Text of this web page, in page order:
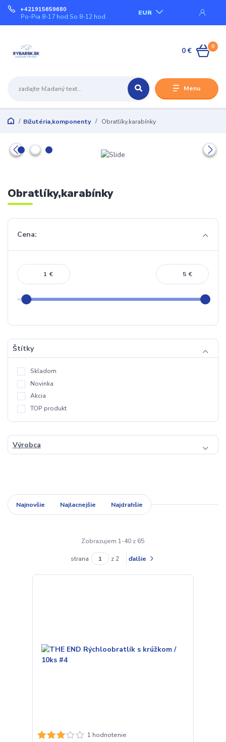
Menu
EUR
+421915659680
Po-Pia 8-17 hod.So 8-12 hod.
0
0 €
Bižutéria,komponenty Obratlíky,karabínky
Obratlíky,karabínky
Cena:
€ €
Štítky
Skladom
Novinka
Akcia
TOP produkt
Výrobca
Najnovšie Najlacnejšie Najdrahšie
Zobrazujem 1-40 z 65
strana z 2 ďalšie
1 hodnotenie